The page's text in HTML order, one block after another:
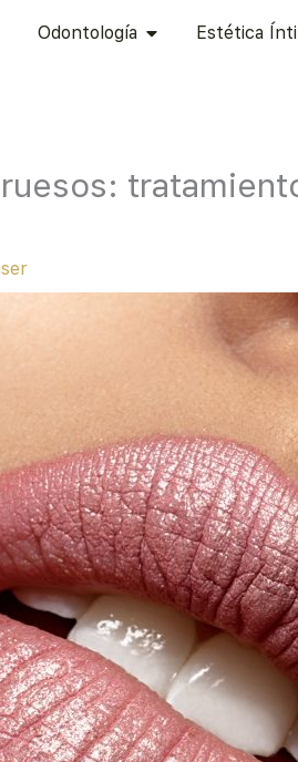
CIRUGÍAS ESTÉTICAS
Odontología ABRIREstética